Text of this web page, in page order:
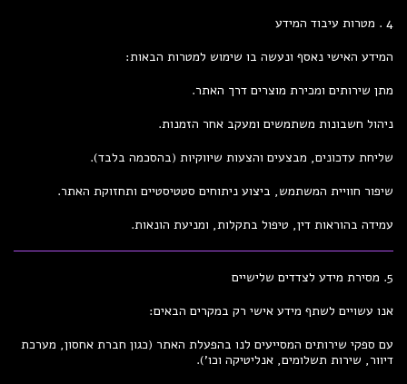
4 . מטרות עיבוד המידע
המידע האישי נאסף ונעשה בו שימוש למטרות הבאות:
מתן שירותים ומכירת מוצרים דרך האתר.
ניהול חשבונות משתמשים ומעקב אחר הזמנות.
שליחת עדכונים, מבצעים והצעות שיווקיות (בהסכמה בלבד).
שיפור חוויית המשתמש, ביצוע ניתוחים סטטיסטיים ותחזוקת האתר.
עמידה בהוראות דין, טיפול בתקלות, ומניעת הונאות.
5. מסירת מידע לצדדים שלישיים
אנו עשויים לשתף מידע אישי רק במקרים הבאים:
עם ספקי שירותים המסייעים לנו בהפעלת האתר (כגון חברת אחסון, מערכת
דיוור, שירות תשלומים, אנליטיקה וכו’).